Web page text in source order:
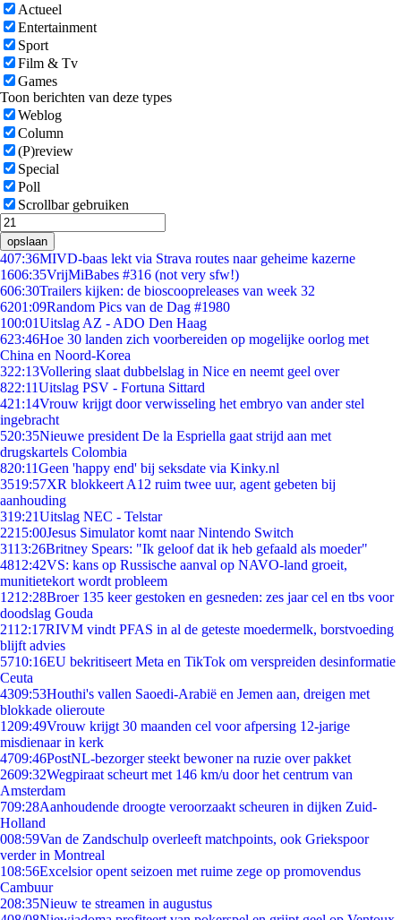
Actueel
Entertainment
Sport
Film & Tv
Games
Toon berichten van deze types
Weblog
Column
(P)review
Special
Poll
Scrollbar gebruiken
opslaan
407:36MIVD-baas lekt via Strava routes naar geheime kazerne
1606:35VrijMiBabes #316 (not very sfw!)
606:30Trailers kijken: de bioscoopreleases van week 32
6201:09Random Pics van de Dag #1980
100:01Uitslag AZ - ADO Den Haag
623:46Hoe 30 landen zich voorbereiden op mogelijke oorlog met
China en Noord-Korea
322:13Vollering slaat dubbelslag in Nice en neemt geel over
822:11Uitslag PSV - Fortuna Sittard
421:14Vrouw krijgt door verwisseling het embryo van ander stel
ingebracht
520:35Nieuwe president De la Espriella gaat strijd aan met
drugskartels Colombia
820:11Geen 'happy end' bij seksdate via Kinky.nl
3519:57XR blokkeert A12 ruim twee uur, agent gebeten bij
aanhouding
319:21Uitslag NEC - Telstar
2215:00Jesus Simulator komt naar Nintendo Switch
3113:26Britney Spears: "Ik geloof dat ik heb gefaald als moeder"
4812:42VS: kans op Russische aanval op NAVO-land groeit,
munitietekort wordt probleem
1212:28Broer 135 keer gestoken en gesneden: zes jaar cel en tbs voor
doodslag Gouda
2112:17RIVM vindt PFAS in al de geteste moedermelk, borstvoeding
blijft advies
5710:16EU bekritiseert Meta en TikTok om verspreiden desinformatie
Ceuta
4309:53Houthi's vallen Saoedi-Arabië en Jemen aan, dreigen met
blokkade olieroute
1209:49Vrouw krijgt 30 maanden cel voor afpersing 12-jarige
misdienaar in kerk
4709:46PostNL-bezorger steekt bewoner na ruzie over pakket
2609:32Wegpiraat scheurt met 146 km/u door het centrum van
Amsterdam
709:28Aanhoudende droogte veroorzaakt scheuren in dijken Zuid-
Holland
008:59Van de Zandschulp overleeft matchpoints, ook Griekspoor
verder in Montreal
108:56Excelsior opent seizoen met ruime zege op promovendus
Cambuur
208:35Nieuw te streamen in augustus